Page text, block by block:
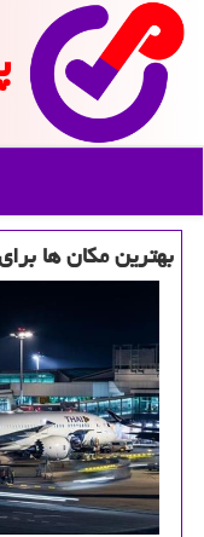
بهترین مكان ها